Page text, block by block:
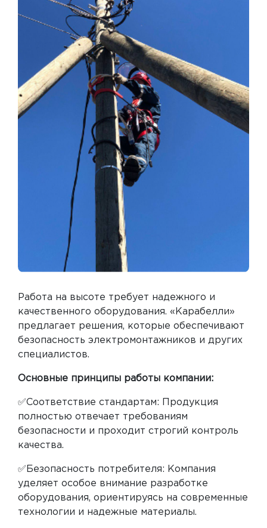
Работа на высоте требует надежного и
качественного оборудования. «Карабелли»
предлагает решения, которые обеспечивают
безопасность электромонтажников и других
специалистов.
Основные принципы работы компании:
✅Соответствие стандартам: Продукция
полностью отвечает требованиям
безопасности и проходит строгий контроль
качества.
✅Безопасность потребителя: Компания
уделяет особое внимание разработке
оборудования, ориентируясь на современные
технологии и надежные материалы.